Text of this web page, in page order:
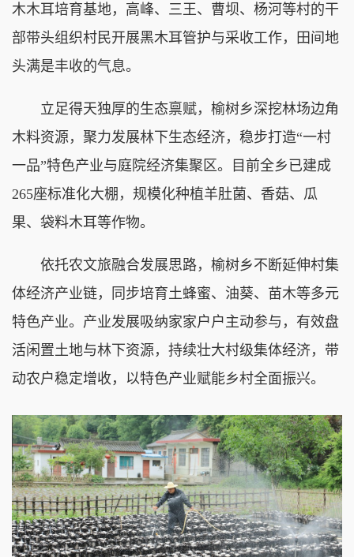
木木耳培育基地，高峰、三王、曹坝、杨河等村的干
部带头组织村民开展黑木耳管护与采收工作，田间地
头满是丰收的气息。
立足得天独厚的生态禀赋，榆树乡深挖林场边角
木料资源，聚力发展林下生态经济，稳步打造“一村
一品”特色产业与庭院经济集聚区。目前全乡已建成
265座标准化大棚，规模化种植羊肚菌、香菇、瓜
果、袋料木耳等作物。
依托农文旅融合发展思路，榆树乡不断延伸村集
体经济产业链，同步培育土蜂蜜、油葵、苗木等多元
特色产业。产业发展吸纳家家户户主动参与，有效盘
活闲置土地与林下资源，持续壮大村级集体经济，带
动农户稳定增收，以特色产业赋能乡村全面振兴。